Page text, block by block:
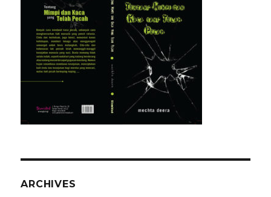
ARCHIVES